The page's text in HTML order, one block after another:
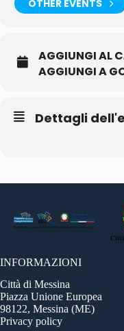
OTHER EVENTS
AGGIUNGI AL
AGGIUNGI A
Dettagli
INFORMAZIONI
Città di Messina
Piazza Unione Europea
98122, Messina (ME)
Privacy policy